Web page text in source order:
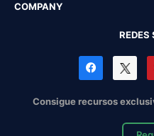
COMPANY
REDES
Consigue recursos